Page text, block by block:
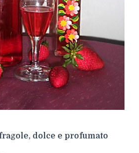
dolce e profumato